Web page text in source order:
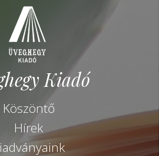
Kiadó
Köszöntő
Hírek